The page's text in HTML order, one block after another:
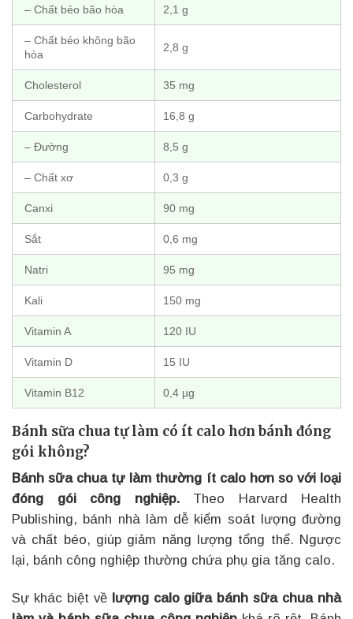
– Chất béo bão hòa 2,1 g
– Chất béo không bão
hòa
2,8 g
Cholesterol 35 mg
Carbohydrate 16,8 g
– Đường 8,5 g
– Chất xơ 0,3 g
Canxi 90 mg
Sắt 0,6 mg
Natri 95 mg
Kali 150 mg
Vitamin A 120 IU
Vitamin D 15 IU
Vitamin B12 0,4 µg
Bánh sữa chua tự làm có ít calo hơn bánh đóng
gói không?
Bánh sữa chua tự làm thường ít calo hơn so với loại
đóng gói công nghiệp.Theo Harvard Health
Publishing, bánh nhà làm dễ kiểm soát lượng đường
và chất béo, giúp giảm năng lượng tổng thể. Ngược
lại, bánh công nghiệp thường chứa phụ gia tăng calo.
Sự khác biệt về lượng calo giữa bánh sữa chua nhà